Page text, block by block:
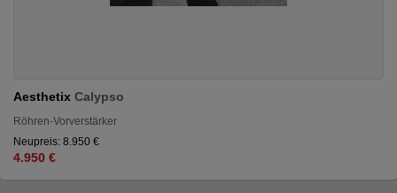
Aesthetix Calypso
Röhren-Vorverstärker
Neupreis: 8.950 €
4.950 €